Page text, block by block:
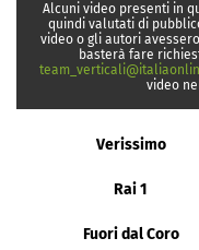
Alcuni video presenti in
quindi valutati di
video o gli autori
basterà fare
video
Verissimo
Rai 1
Fuori dal Coro